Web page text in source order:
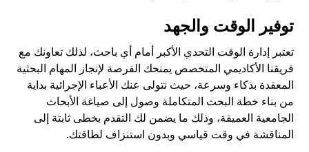
توفير الوقت والجهد
تعتبر إدارة الوقت التحدي الأكبر أمام أي باحث، لذلك تعاونك مع
فريقنا الأكاديمي المتخصص يمنحك الفرصة لإنجاز المهام البحثية
المعقدة بذكاء وسرعة، حيث نتولى عنك الأعباء الإجرائية بداية
من بناء خطة البحث المتكاملة وصول إلى صياغة الأبحاث
الجامعية العميقة، وذلك ما يضمن لك التقدم بخطى ثابتة إلى
المناقشة في وقت قياسي وبدون استنزاف لطاقتك.